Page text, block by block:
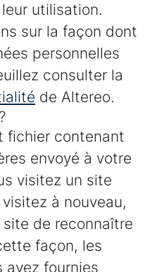
utilisation.
sur la façon dont
personnelles
consulter la
de Altereo.
fichier contenant
envoyé à votre
visitez un site
à nouveau,
de reconnaître
façon, les
avez fournies